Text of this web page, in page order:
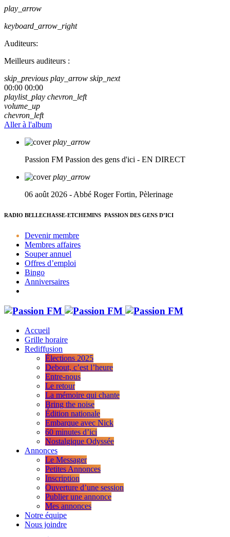
play_arrow
keyboard_arrow_right
Auditeurs:
Meilleurs auditeurs :
skip_previous play_arrow skip_next
00:00 00:00
playlist_play chevron_left
volume_up
chevron_left
Aller à l'album
play_arrow
Passion FM Passion des gens d'ici - EN DIRECT
play_arrow
06 août 2026 - Abbé Roger Fortin, Pèlerinage
RADIO BELLECHASSE-ETCHEMINS PASSION DES GENS D’ICI
Devenir membre
Membres affaires
Souper annuel
Offres d’emploi
Bingo
Anniversaires
Accueil
Grille horaire
Rediffusion
Élections 2025
Debout, c’est l’heure
Entre-nous
Le retour
La mémoire qui chante
Bring the noise
Édition nationale
Embarque avec Nick
60 minutes d’ici
Nostalgique Odyssée
Annonces
Le Messager
Petites Annonces
Inscription
Ouverture d’une session
Publier une annonce
Mes annonces
Notre équipe
Nous joindre